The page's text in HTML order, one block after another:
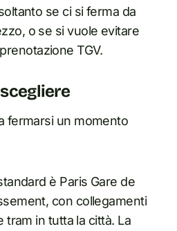
se ci si ferma da
o se si vuole evitare
TGV.
fermarsi un momento
è Paris Gare de
con collegamenti
tram in tutta la città. La